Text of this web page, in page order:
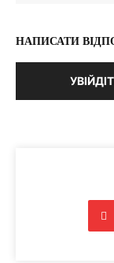
НАПИСАТИ